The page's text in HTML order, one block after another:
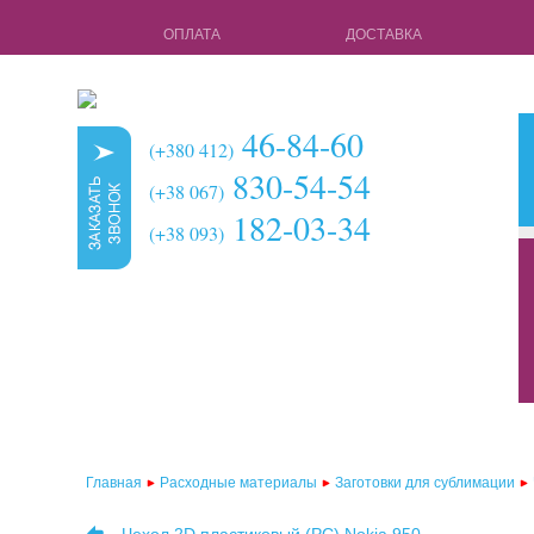
ОПЛАТА ДОСТАВКА
(+380 412) 46-84-60
(+38 067) 830-54-54
(+38 093) 182-03-34
чехлы для
Главная Расходные материалы Заготовки для сублимации